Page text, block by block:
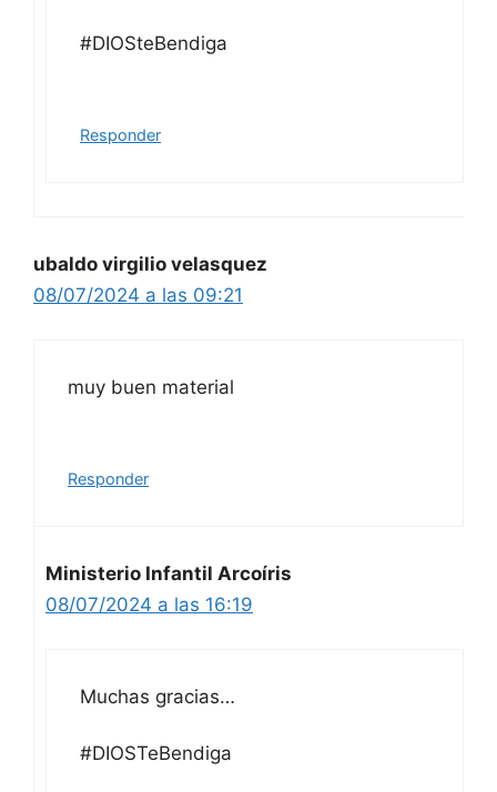
#DIOSteBendiga
Responder
ubaldo virgilio velasquez
08/07/2024 a las 09:21
muy buen material
Responder
Ministerio Infantil Arcoíris
08/07/2024 a las 16:19
Muchas gracias…
#DIOSTeBendiga